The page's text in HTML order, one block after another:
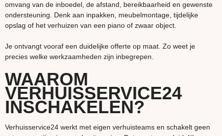
omvang van de inboedel, de afstand, bereikbaarheid en gewenste
ondersteuning. Denk aan inpakken, meubelmontage, tijdelijke
opslag of het verhuizen van een piano of zwaar object.
Je ontvangt vooraf een duidelijke offerte op maat. Zo weet je
precies welke werkzaamheden zijn inbegrepen.
WAAROM
VERHUISSERVICE24
INSCHAKELEN?
Verhuisservice24 werkt met eigen verhuisteams en schakelt geen